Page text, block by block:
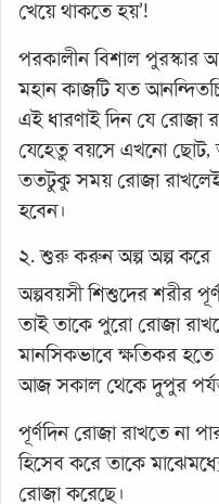
খেয়ে থাকতে হয়’!
পরকালীন বিশাল পুরস্কার
মহান কাজটি যত
এই ধারণাই দিন যে রোজা
যেহেতু বয়সে এখনো ছোট,
ততটুকু সময় রোজা
হবেন।
২. শুরু করুন অল্প অল্প করে
অল্পবয়সী শিশুদের শরীর
তাই তাকে পুরো রোজা
মানসিকভাবে ক্ষতিকর
আজ সকাল থেকে দুপুর
পূর্ণদিন রোজা রাখতে না
হিসেব করে তাকে
রোজা করেছে।